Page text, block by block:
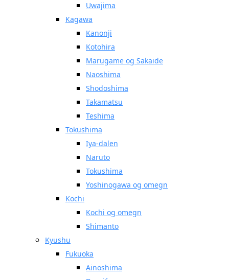
Uwajima
Kagawa
Kanonji
Kotohira
Marugame og Sakaide
Naoshima
Shodoshima
Takamatsu
Teshima
Tokushima
Iya-dalen
Naruto
Tokushima
Yoshinogawa og omegn
Kochi
Kochi og omegn
Shimanto
Kyushu
Fukuoka
Ainoshima